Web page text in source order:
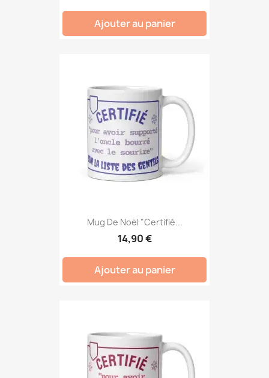
Ajouter au panier
Mug De Noël "Certifié...
14,90 €
Ajouter au panier